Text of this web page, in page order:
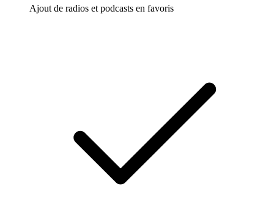
Ajout de radios et podcasts en favoris